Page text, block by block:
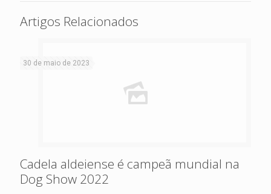
Artigos Relacionados
30 de maio de 2023
Cadela aldeiense é campeã mundial na
Dog Show 2022